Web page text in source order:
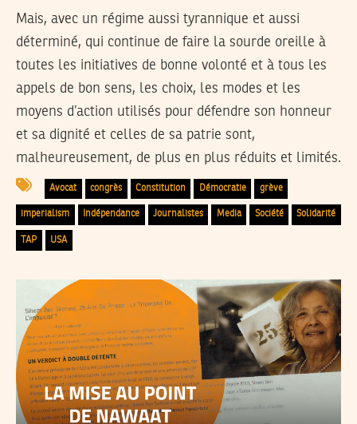
Mais, avec un régime aussi tyrannique et aussi
déterminé, qui continue de faire la sourde oreille à
toutes les initiatives de bonne volonté et à tous les
appels de bon sens, les choix, les modes et les
moyens d’action utilisés pour défendre son honneur
et sa dignité et celles de sa patrie sont,
malheureusement, de plus en plus réduits et limités.
Avocat congrès Constitution Démocratie grève
imperialism Indépendance Journalistes Media Société Solidarité
TAP USA